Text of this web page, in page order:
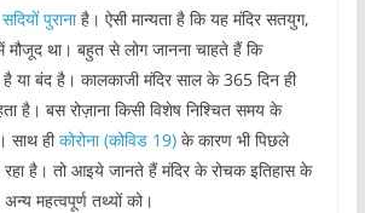
पुरानाहै। ऐसी मान्यता है कि यह मंदिर सतयुग,
मौजूद था। बहुत से लोग जानना चाहते हैं कि
या बंद है। कालकाजी मंदिर साल के 365 दिन ही
है। बस रोज़ाना किसी विशेष निश्चित समय के
साथ हीकोरोना (कोविड 19)के कारण भी पिछले
रहा है। तो आइये जानते हैं मंदिर के रोचक इतिहास के
महत्वपूर्ण तथ्यों को।